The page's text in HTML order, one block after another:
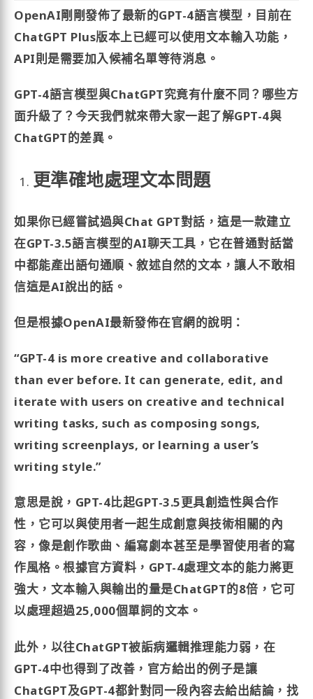
OpenAI剛剛發佈了最新的GPT-4語言模型，目前在
ChatGPT Plus版本上已經可以使用文本輸入功能，
API則是需要加入候補名單等待消息。
GPT-4語言模型與ChatGPT究竟有什麼不同？哪些方
面升級了？今天我們就來帶大家一起了解GPT-4與
ChatGPT的差異。
更準確地處理文本問題
如果你已經嘗試過與Chat GPT對話，這是一款建立
在GPT-3.5語言模型的AI聊天工具，它在普通對話當
中都能產出語句通順、敘述自然的文本，讓人不敢相
信這是AI說出的話。
但是根據OpenAI最新發佈在官網的說明：
“GPT-4 is more creative and collaborative
than ever before. It can generate, edit, and
iterate with users on creative and technical
writing tasks, such as composing songs,
writing screenplays, or learning a user’s
writing style.”
意思是說，GPT-4比起GPT-3.5更具創造性與合作
性，它可以與使用者一起生成創意與技術相關的內
容，像是創作歌曲、編寫劇本甚至是學習使用者的寫
作風格。根據官方資料，GPT-4處理文本的能力將更
強大，文本輸入與輸出的量是ChatGPT的8倍，它可
以處理超過25,000個單詞的文本。
此外，以往ChatGPT被詬病邏輯推理能力弱，在
GPT-4中也得到了改善，官方給出的例子是讓
ChatGPT及GPT-4都針對同一段內容去給出結論，找